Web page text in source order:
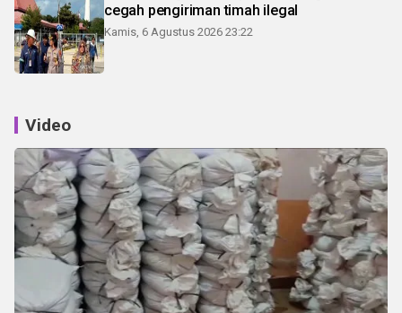
cegah pengiriman timah ilegal
Kamis, 6 Agustus 2026 23:22
Video